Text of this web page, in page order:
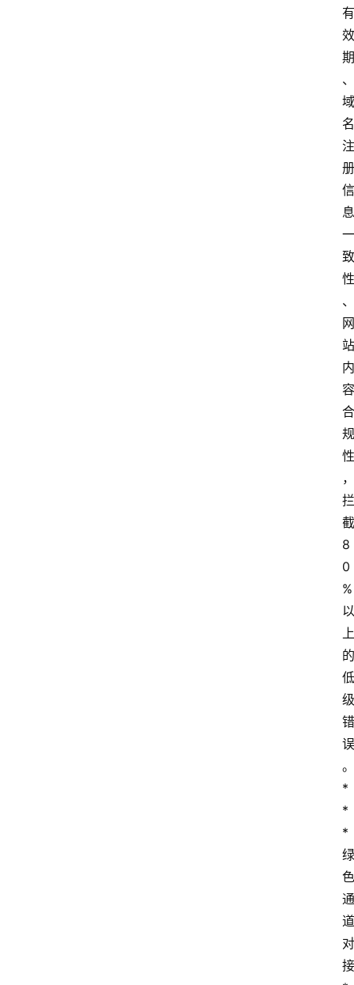
有
效
期
、
域
名
注
册
信
息
一
致
性
、
网
站
内
容
合
规
性
，
拦
截
8
0
%
以
上
的
低
级
错
误
。
*
*
*
绿
色
通
道
对
接